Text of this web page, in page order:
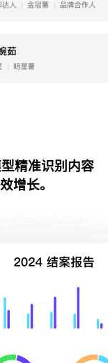
精准识别内容
增长。